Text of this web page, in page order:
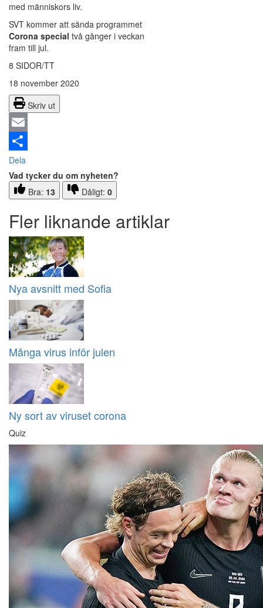
med människors liv.
SVT kommer att sända programmet
Corona special två gånger i veckan
fram till jul.
8 SIDOR/TT
18 november 2020
Skriv ut
Email
Dela
Vad tycker du om nyheten?
Bra: 13 Dåligt: 0
Fler liknande artiklar
Nya avsnitt med Sofia
Många virus inför julen
Ny sort av viruset corona
Quiz